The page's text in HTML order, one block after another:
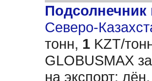
Подсолнечник
Северо-
тонн, 1 KZT/
GLOBUSMAX
на экспорт: